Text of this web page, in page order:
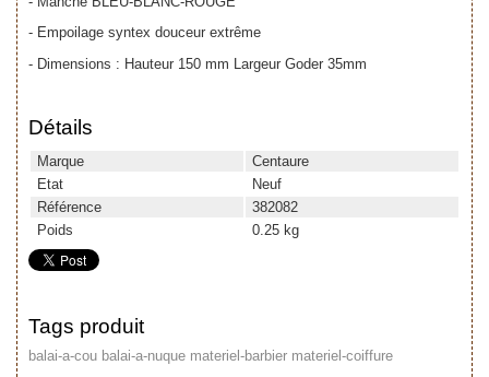
- Empoilage syntex douceur extrême
- Dimensions : Hauteur 150 mm Largeur Goder 35mm
Détails
Marque
Centaure
Etat
Neuf
Référence
382082
Poids
0.25 kg
Tags produit
balai-a-cou balai-a-nuque materiel-barbier materiel-coiffure